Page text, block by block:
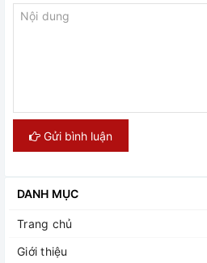
Gửi bình luận
DANH MỤC
Trang chủ
Giới thiệu